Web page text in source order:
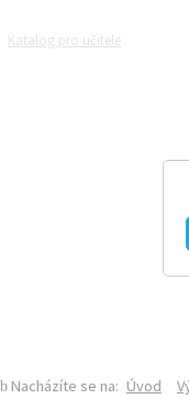
Katalog pro učitele
Nacházíte se na: Úvod